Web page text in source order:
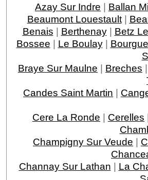
Azay Sur Indre | Ballan
Beaumont Louestault|
Benais | Berthenay| Betz
Bossee | Le Boulay|
Braye Sur Maulne | Breches |
Candes Saint Martin |
Cere La Ronde | Cerelles
Champigny Sur Veude |
Channay Sur Lathan | La